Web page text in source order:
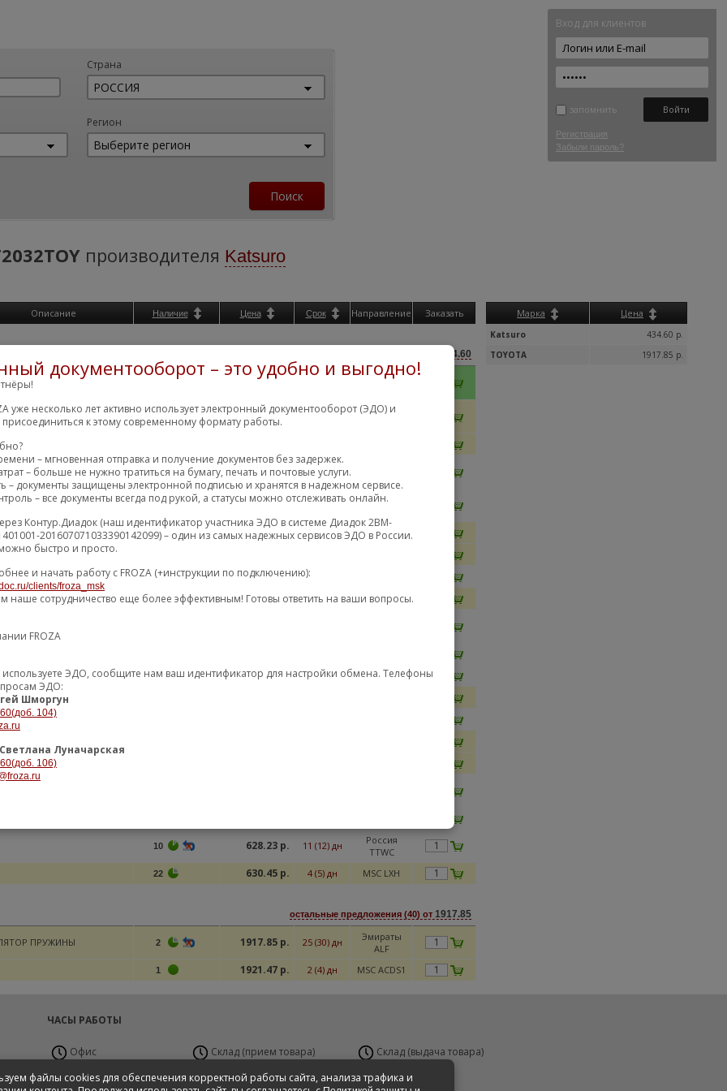
Вход для клиентов
запомнить
Регистрация
Забыли пароль?
Страна
Регион
производителя Katsuro
Описание Наличие Цена Срок Направление Заказать
434.60
ПЕРЕДНЕГО
434.60 р. MSC KATS
503.98 р. 3 (4) дн
Россия
10 522.65 р. 11 (12) дн
10 560.03 р. 3 (4) дн
Москва
10 562.96 р. 10 (14) дн MSC PRFV8
10 566.55 р.
17 569.72 р. 4 (6) дн MSC FR16
44 604.81 р. 5 (6) дн MSC MKMY
10 628.23 р. 11 (12) дн
Россия
TTWC
22 630.45 р. 4 (5) дн MSC LXH
остальные предложения (40) от 1917.85
ПРУЖИНЫ 2 1917.85 р. 25 (30) дн
Эмираты
ALF
1 1921.47 р. 2 (4) дн MSC ACDS1
Марка Цена
Katsuro
434.60 р.
TOYOTA
1917.85 р.
файлы cookies для обеспечения корректной работы сайта, анализа трафика и
документооборот – это удобно и выгодно!
уже несколько лет активно использует электронный документооборот (ЭДО) и
присоединиться к этому современному формату работы.
– мгновенная отправка и получение документов без задержек.
– больше не нужно тратиться на бумагу, печать и почтовые услуги.
– документы защищены электронной подписью и хранятся в надежном сервисе.
– все документы всегда под рукой, а статусы можно отслеживать онлайн.
Контур.Диадок (наш идентификатор участника ЭДО в системе Диадок 2BM-
201607071033390142099) – один из самых надежных сервисов ЭДО в России.
быстро и просто.
и начать работу с FROZA (+инструкции по подключению):
clients/froza_msk
наше сотрудничество еще более эффективным! Готовы ответить на ваши вопросы.
FROZA
используете ЭДО, сообщите нам ваш идентификатор для настройки обмена. Телефоны
ЭДО:
Шморгун
104)
Светлана Луначарская
106)
ЧАСЫ РАБОТЫ
Офис
Пн-Пт с 9:00 до 19:00
Склад (прием товара)
Пн-Вс 24 часа
Склад (выдача товара)
Пн-Вс 24 часа